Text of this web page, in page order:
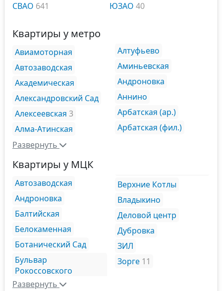
СВАО 641
ЮЗАО 40
Квартиры у метро
Авиамоторная
Автозаводская
Академическая
Александровский Сад
Алексеевская 3
Алма-Атинская
Алтуфьево
Аминьевская
Андроновка
Аннино
Арбатская (ар.)
Арбатская (фил.)
Развернуть
Квартиры у МЦК
Автозаводская
Андроновка
Балтийская
Белокаменная
Ботанический Сад
Бульвар
Рокоссовского
Верхние Котлы
Владыкино
Деловой центр
Дубровка
ЗИЛ
Зорге 11
Развернуть